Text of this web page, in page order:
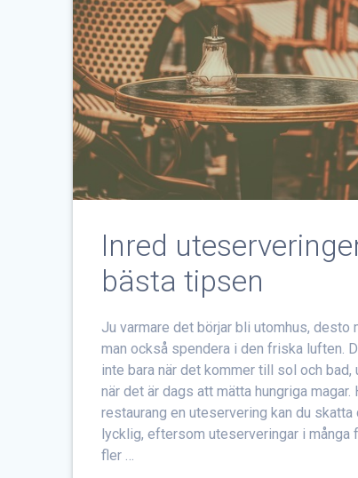
Inred
bästa tipsen
Ju varmare det börjar bli utomhus, desto
man också spendera i den friska luften.
inte bara när det kommer till sol och bad,
när det är dags att mätta hungriga magar.
restaurang en uteservering kan du skatta
lycklig, eftersom uteserveringar i många
fler …